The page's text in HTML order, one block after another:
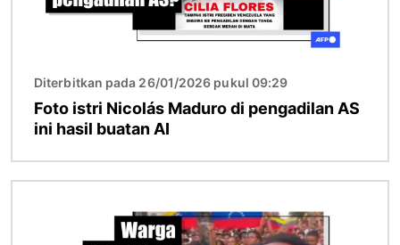
Diterbitkan pada 26/01/2026 pukul 09:29
Foto istri Nicolás Maduro di pengadilan AS
ini hasil buatan AI